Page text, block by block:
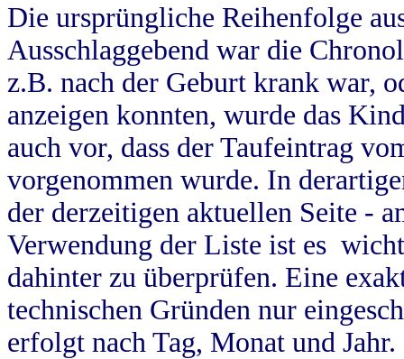
Die ursprüngliche Reihenfolge
Ausschlaggebend war die
z.B. nach der Geburt krank war,
anzeigen konnten, wurde das
auch vor, dass der Taufeintrag
vorgenommen wurde. In
der derzeitigen aktuellen Seite -
Verwendung der Liste ist es
dahinter zu überprüfen. Eine
technischen Gründen nur
erfolgt nach Tag, Monat und Jahr.